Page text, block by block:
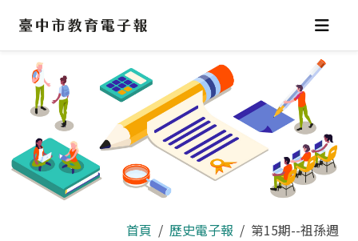
區
首頁 歷史電子報 第15期--祖孫週